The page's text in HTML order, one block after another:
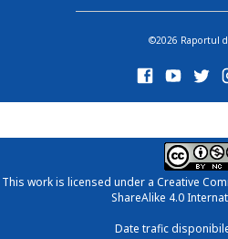
©2026 Raportul
This work is licensed under a Creative
ShareAlike 4.0
Date trafic